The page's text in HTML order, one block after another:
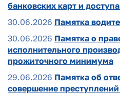
банковских карт и
30.06.2026 Памятка
30.06.2026 Памятка о
исполнительного
прожиточного минимума
29.06.2026 Памятка об
совершение